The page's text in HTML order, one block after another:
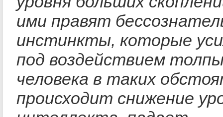
ими правят
инстинкты, которые
под воздействием
человека в таких
происходит снижение